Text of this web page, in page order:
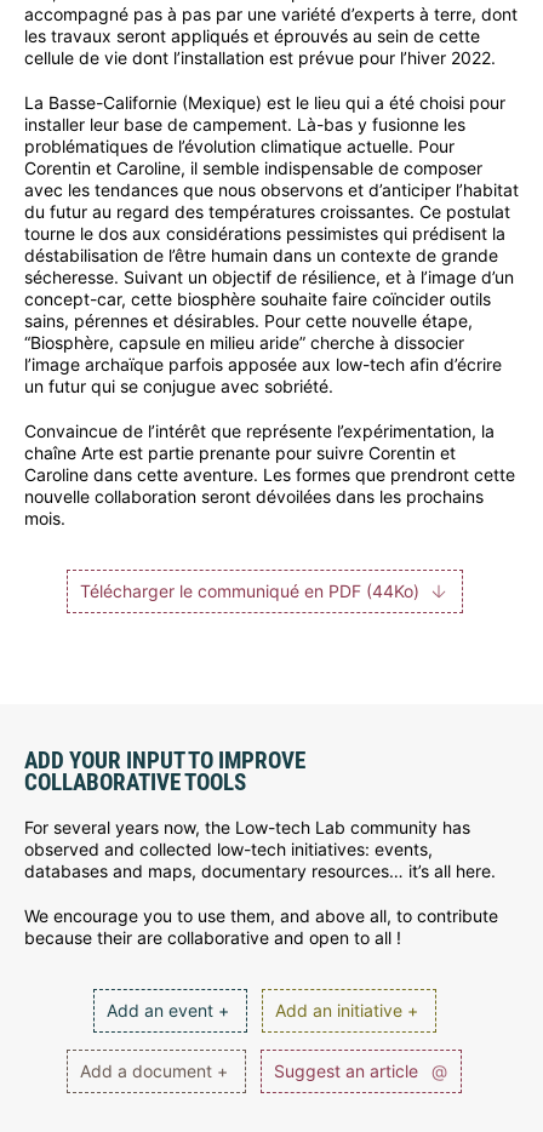
accompagné pas à pas par une variété d’experts à terre, dont
les travaux seront appliqués et éprouvés au sein de cette
cellule de vie dont l’installation est prévue pour l’hiver 2022.
La Basse-Californie (Mexique) est le lieu qui a été choisi pour
installer leur base de campement. Là-bas y fusionne les
problématiques de l’évolution climatique actuelle. Pour
Corentin et Caroline, il semble indispensable de composer
avec les tendances que nous observons et d’anticiper l’habitat
du futur au regard des températures croissantes. Ce postulat
tourne le dos aux considérations pessimistes qui prédisent la
déstabilisation de l’être humain dans un contexte de grande
sécheresse. Suivant un objectif de résilience, et à l’image d’un
concept-car, cette biosphère souhaite faire coïncider outils
sains, pérennes et désirables. Pour cette nouvelle étape,
“Biosphère, capsule en milieu aride” cherche à dissocier
l’image archaïque parfois apposée aux low-tech afin d’écrire
un futur qui se conjugue avec sobriété.
Convaincue de l’intérêt que représente l’expérimentation, la
chaîne Arte est partie prenante pour suivre Corentin et
Caroline dans cette aventure. Les formes que prendront cette
nouvelle collaboration seront dévoilées dans les prochains
mois.
Télécharger le communiqué en PDF (44Ko)
ADD YOUR INPUT TO IMPROVE
COLLABORATIVE TOOLS
For several years now, the Low-tech Lab community has
observed and collected low-tech initiatives: events,
databases and maps, documentary resources… it’s all here.
We encourage you to use them, and above all, to contribute
because their are collaborative and open to all !
Add an event + Add an initiative +
Add a document + Suggest an article @